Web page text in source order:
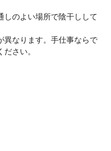
しのよい場所で陰干しして
異なります。手仕事ならで
さい。